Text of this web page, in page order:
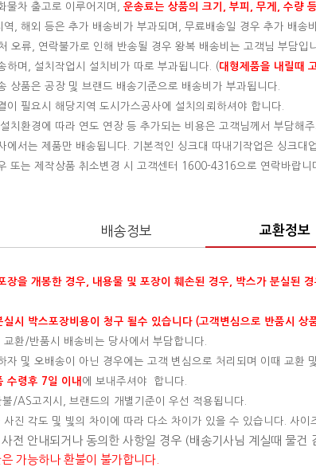
물차 출고로 이루어지며, 운송료는 상품의 크기, 부피, 무게, 수량
, 해외 등은 추가 배송비가 부과되며, 무료배송일 경우 추가 배송
오류, 연락불가로 인해 반송될 경우 왕복 배송비는 고객님 부담입
하며, 설치작업시 설치비가 따로 부과됩니다. (대형제품을 내릴때
상품은 공장 및 브랜드 배송기준으로 배송비가 부과됩니다.
이 필요시 해당지역 도시가스공사에 설치의뢰하셔야 합니다.
치환경에 따라 연도 연장 등 추가되는 비용은 고객님께서 부담해주
에서는 제품만 배송됩니다. 기본적인 싱크대 따내기작업은 싱크대
또는 제작상품 취소변경 시 고객센터 1600-4316으로 연락바랍니
배송정보 교환정보
장을 개봉한 경우, 내용물 및 포장이 훼손된 경우, 박스가 분실된
실시 박스포장비용이 청구 될수 있습니다 (고객변심으로 반품시
환/반품시 배송비는 당사에서 부담합니다.
자 및 오배송이 아닌 경우에는 고객 변심으로 처리되며 이때 교환
수령후 7일 이내 에 보내주셔야 합니다.
/AS고지시, 브랜드의 개별기준이 우선 적용됩니다.
사진 각도 및 빛의 차이에 따라 다소 차이가 있을 수 있습니다. 사
전 안내되거나 동의한 사항일 경우 (배송기사님 계실때 물건
가능하나 환불이 불가합니다.